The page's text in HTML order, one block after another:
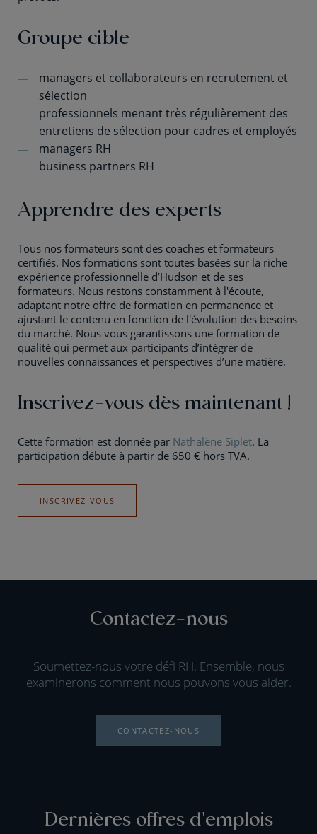
Groupe cible
managers et collaborateurs en recrutement et
sélection
professionnels menant très régulièrement des
entretiens de sélection pour cadres et employés
managers RH
business partners RH
Apprendre des experts
Tous nos formateurs sont des coaches et formateurs
certifiés. Nos formations sont toutes basées sur la riche
expérience professionnelle d’Hudson et de ses
formateurs. Nous restons constamment à l'écoute,
adaptant notre offre de formation en permanence et
ajustant le contenu en fonction de l'évolution des besoins
du marché. Nous vous garantissons une formation de
qualité qui permet aux participants d’intégrer de
nouvelles connaissances et perspectives d’une matière.
Inscrivez-vous dès maintenant !
Cette formation est donnée par Nathalène Siplet. La
participation débute à partir de 650 € hors TVA.
INSCRIVEZ-VOUS
Contactez-nous
Soumettez-nous votre défi RH. Ensemble, nous
examinerons comment nous pouvons vous aider.
CONTACTEZ-NOUS
Dernières offres d'emplois